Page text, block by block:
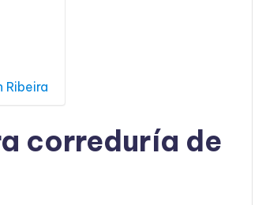
Ribeira
correduría de